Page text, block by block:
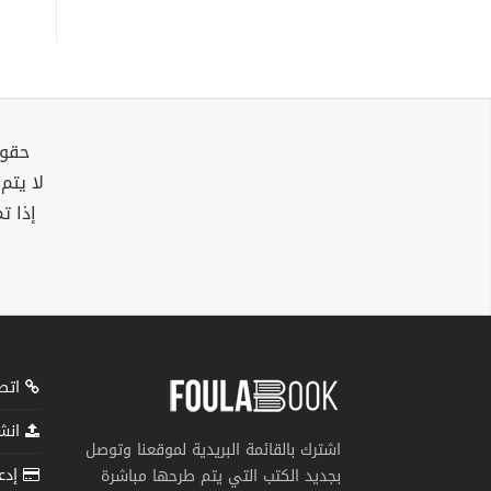
لا
إذا
اشترك بالقائمة البريدية لموقعنا وتوصل
بجديد الكتب التي يتم طرحها مباشرة